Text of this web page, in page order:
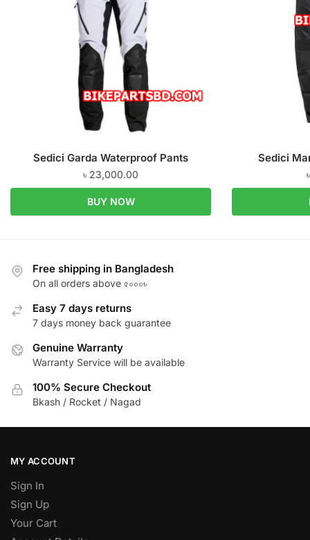
Sedici Garda Waterproof Pants
৳ 23,000.00
BUY NOW
Sedici
Free shipping in Bangladesh
On all orders above ৫০০০৳
Easy 7 days returns
7 days money back guarantee
Genuine Warranty
Warranty Service will be available
100% Secure Checkout
Bkash / Rocket / Nagad
MY ACCOUNT
Sign In
Sign Up
Your Cart